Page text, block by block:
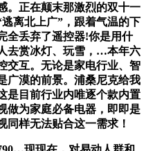
。正在颠末那激烈的双十一
离北上广”，跟着气温的下
全丢弃了遥控器!你是用什
去赏冰灯、玩雪，…本年六
交互。无论是家电行业、智
广漠的前景。浦桑尼克给我
是目前行业内唯逐个款内置
做为家庭必备电器，即即是
同样无法贴合这一需求！